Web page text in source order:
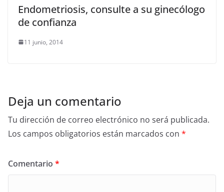
Endometriosis, consulte a su ginecólogo
de confianza
11 junio, 2014
Deja un comentario
Tu dirección de correo electrónico no será publicada.
Los campos obligatorios están marcados con *
Comentario *